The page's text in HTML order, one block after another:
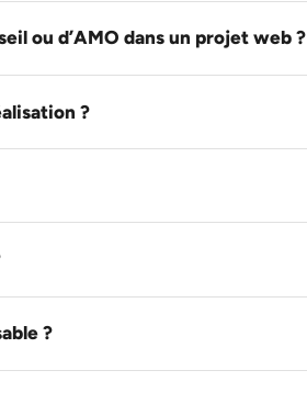
ou d’AMO dans un projet web ?
?
?